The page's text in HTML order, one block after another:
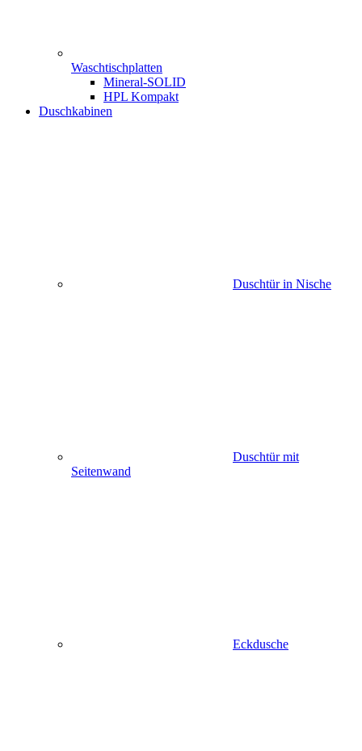
Waschtischplatten
Mineral-SOLID
HPL Kompakt
Duschkabinen
Duschtür in Nische
Duschtür mit
Seitenwand
Eckdusche